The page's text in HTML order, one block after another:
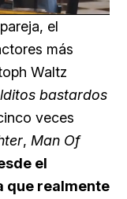
el
más
Waltz
bastardos
veces
, Man Of
el
que realmente